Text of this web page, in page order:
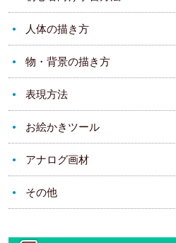
人体の描き方
物・背景の描き方
表現方法
お絵かきツール
アナログ画材
その他